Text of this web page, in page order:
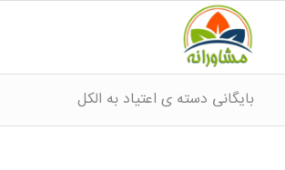
بایگانی دسته ی اعتیاد به الکل